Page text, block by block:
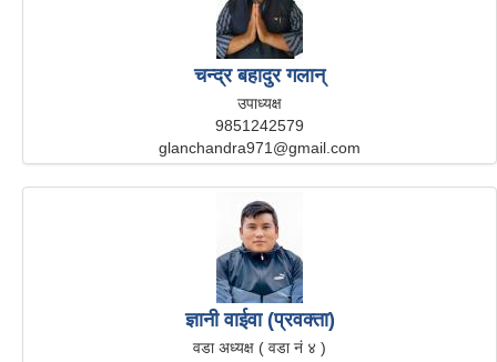
चन्द्र बहादुर गलान्
उपाध्यक्ष
9851242579
glanchandra971@gmail.com
ज्ञानी वाईवा (प्रवक्ता)
वडा अध्यक्ष ( वडा नं ४ )